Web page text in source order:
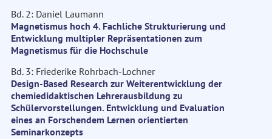
Bd. 2: Daniel Laumann
Magnetismus hoch 4. Fachliche Strukturierung und
Entwicklung multipler Repräsentationen zum
Magnetismus für die Hochschule
Bd. 3: Friederike Rohrbach-Lochner
Design-Based Research zur Weiterentwicklung der
chemiedidaktischen Lehrerausbildung zu
Schülervorstellungen. Entwicklung und Evaluation
eines an Forschendem Lernen orientierten
Seminarkonzepts